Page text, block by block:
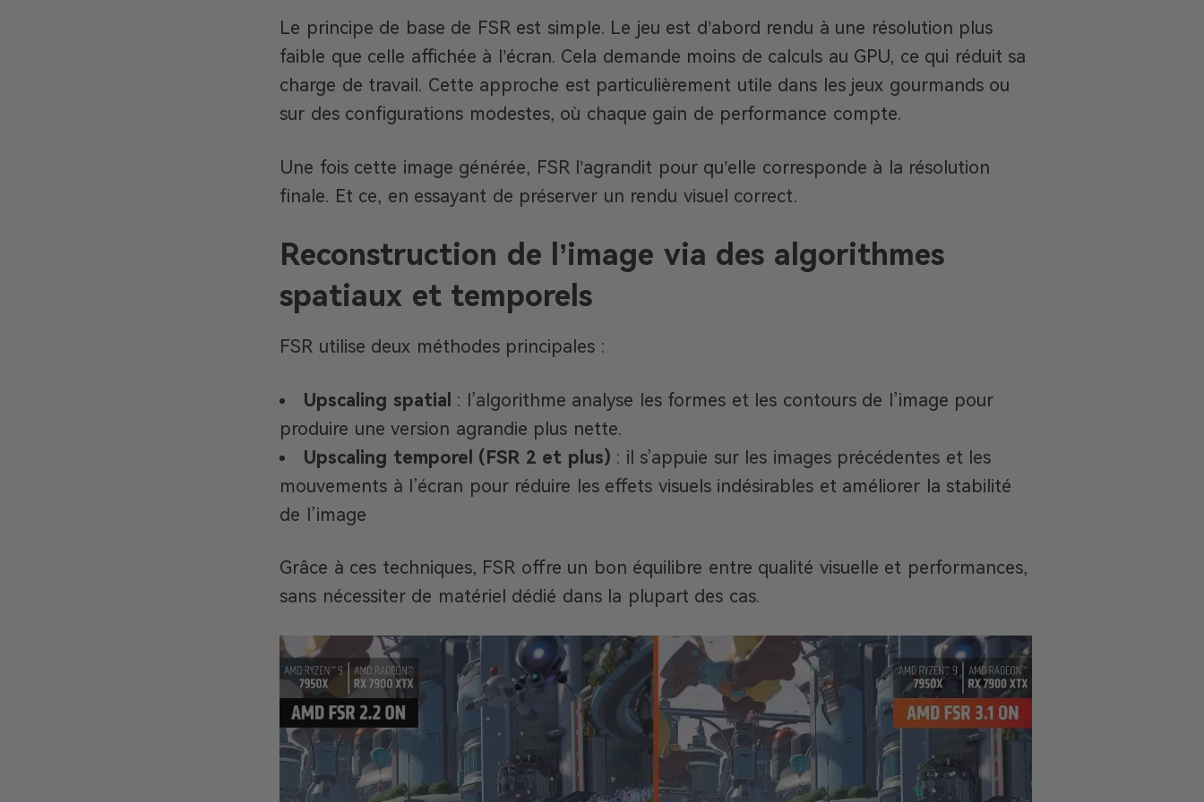
Le principe de base de FSR est simple. Le jeu est d’abord rendu à une résolution plus
faible que celle affichée à l’écran. Cela demande moins de calculs au GPU, ce qui réduit sa
charge de travail. Cette approche est particulièrement utile dans les jeux gourmands ou
sur des configurations modestes, où chaque gain de performance compte.
Une fois cette image générée, FSR l’agrandit pour qu’elle corresponde à la résolution
finale. Et ce, en essayant de préserver un rendu visuel correct.
Reconstruction de l’image via des algorithmes
spatiaux et temporels
FSR utilise deux méthodes principales :
Upscaling spatial : l’algorithme analyse les formes et les contours de l’image pour
produire une version agrandie plus nette.
Upscaling temporel (FSR 2 et plus) : il s’appuie sur les images précédentes et les
mouvements à l’écran pour réduire les effets visuels indésirables et améliorer la stabilité
de l’image
Grâce à ces techniques, FSR offre un bon équilibre entre qualité visuelle et performances,
sans nécessiter de matériel dédié dans la plupart des cas.